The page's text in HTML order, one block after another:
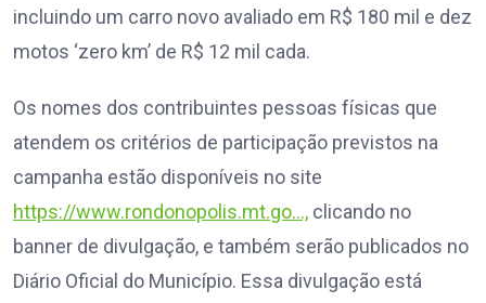
incluindo um carro novo avaliado em R$ 180 mil e dez
motos ‘zero km’ de R$ 12 mil cada.
Os nomes dos contribuintes pessoas físicas que
atendem os critérios de participação previstos na
campanha estão disponíveis no site
https://www.rondonopolis.mt.go…, clicando no
banner de divulgação, e também serão publicados no
Diário Oficial do Município. Essa divulgação está